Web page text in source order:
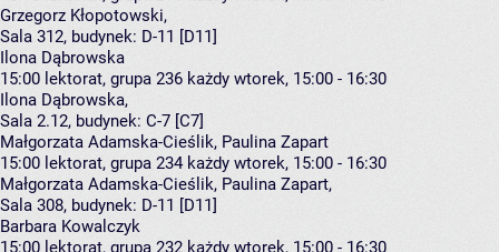
Grzegorz Kłopotowski,
Sala 312, budynek: D-11 [D11]
Ilona Dąbrowska
15:00 lektorat, grupa 236 każdy wtorek, 15:00 - 16:30
Ilona Dąbrowska,
Sala 2.12, budynek: C-7 [C7]
Małgorzata Adamska-Cieślik, Paulina Zapart
15:00 lektorat, grupa 234 każdy wtorek, 15:00 - 16:30
Małgorzata Adamska-Cieślik, Paulina Zapart,
Sala 308, budynek: D-11 [D11]
Barbara Kowalczyk
15:00 lektorat, grupa 232 każdy wtorek, 15:00 - 16:30